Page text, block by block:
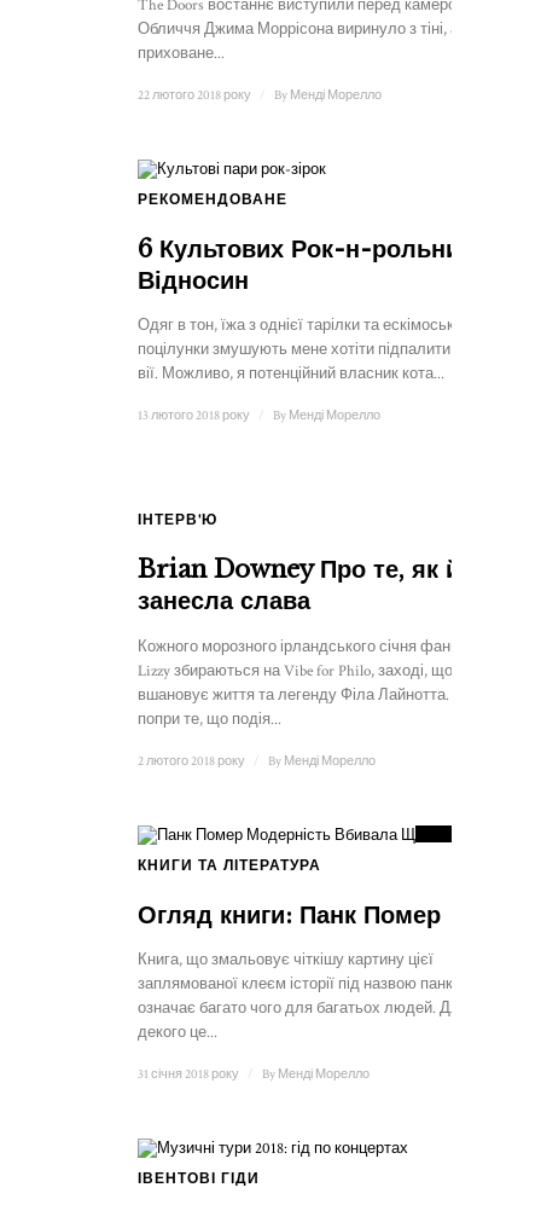
The Doors востаннє виступили перед камерою.
Обличчя Джима Моррісона виринуло з тіні, але
приховане...
22 лютого 2018 року By Менді Морелло
РЕКОМЕНДОВАНЕ
6 Культових Рок-н-рольних
Відносин
Одяг в тон, їжа з однієї тарілки та ескімоські
поцілунки змушують мене хотіти підпалити свої
вії. Можливо, я потенційний власник кота...
13 лютого 2018 року By Менді Морелло
ІНТЕРВ'Ю
Brian Downey Про те, як його
занесла слава
Кожного морозного ірландського січня фани Thin
Lizzy збираються на Vibe for Philo, заході, що
вшановує життя та легенду Філа Лайнотта. Навіть
попри те, що подія...
2 лютого 2018 року By Менді Морелло
КНИГИ ТА ЛІТЕРАТУРА
Огляд книги: Панк Помер
Книга, що змальовує чіткішу картину цієї
заплямованої клеєм історії під назвою панк. Панк
означає багато чого для багатьох людей. Для
декого це...
31 січня 2018 року By Менді Морелло
ІВЕНТОВІ ГІДИ